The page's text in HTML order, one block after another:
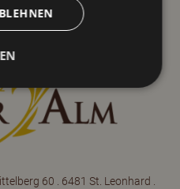
60 . 6481 St. Leonhard .